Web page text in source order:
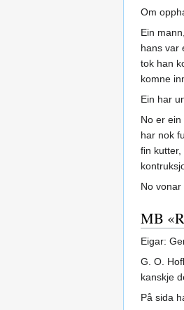
Om
Ein
hans var
tok han
komne
Ein har
No er
har nok
fin
No
MB
Eigar:
G. O.
kanskje
På sida